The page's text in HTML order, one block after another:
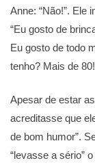
Anne: “Não!”. Ele
“Eu gosto de
Eu gosto de todo
tenho? Mais de
Apesar de estar
acreditasse que
de bom humor”.
“levasse a sério”